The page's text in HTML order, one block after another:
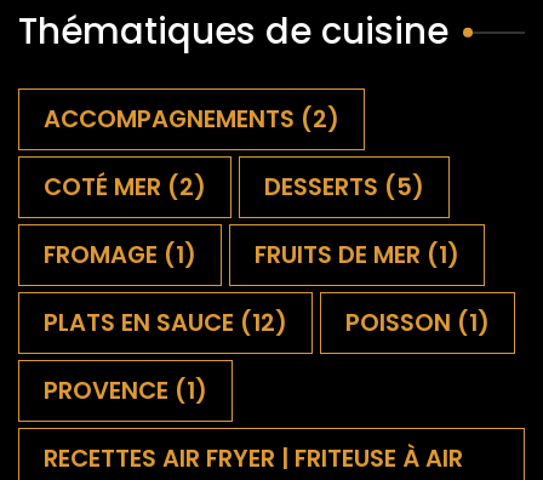
Thématiques de cuisine
ACCOMPAGNEMENTS (2)
COTÉ MER (2) DESSERTS (5)
FROMAGE (1) FRUITS DE MER (1)
PLATS EN SAUCE (12) POISSON (1)
PROVENCE (1)
RECETTES AIR FRYER | FRITEUSE À AIR